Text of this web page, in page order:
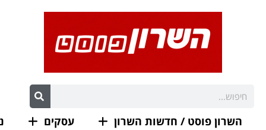
השרון פוסט / חדשות השרון עסקים